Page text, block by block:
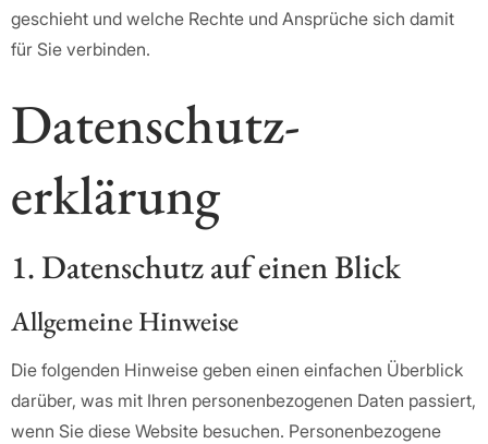
geschieht und welche Rechte und Ansprüche sich damit
für Sie verbinden.
Datenschutz­
erklärung
1. Datenschutz auf einen Blick
Allgemeine Hinweise
Die folgenden Hinweise geben einen einfachen Überblick
darüber, was mit Ihren personenbezogenen Daten passiert,
wenn Sie diese Website besuchen. Personenbezogene